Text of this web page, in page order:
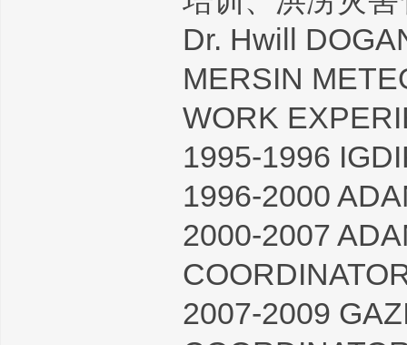
Dr. Hwill
MERSIN
WORK
1995-1996
1996-2000
2000-2007
2007-2009